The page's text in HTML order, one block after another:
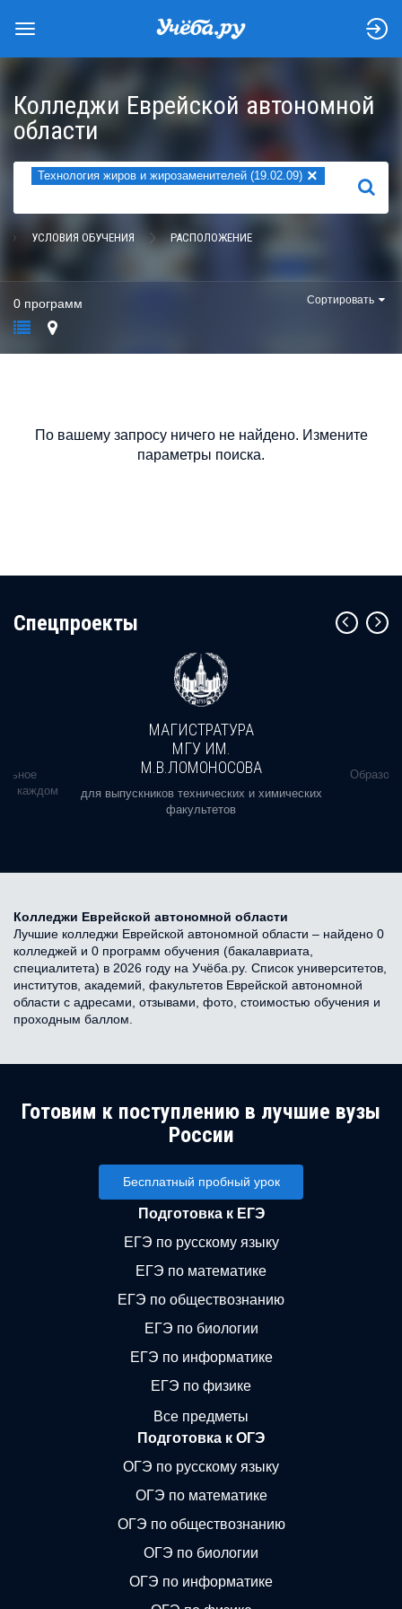
Колледжи Еврейской автономной
области
Технология жиров и жирозаменителей (19.02.09) ×
НАЙТИ
УСЛОВИЯ ОБУЧЕНИЯ РАСПОЛОЖЕНИЕ
0 программ Сортировать
По вашему запросу ничего не найдено. Измените
параметры поиска.
Cпецпроекты
в каждом
МАГИСТРАТУРА
МГУ ИМ.
М.В.ЛОМОНОСОВА
для выпускников технических и химических
факультетов
Колледжи Еврейской автономной области
Лучшие колледжи Еврейской автономной области – найдено 0
колледжей и 0 программ обучения (бакалавриата,
специалитета) в 2026 году на Учёба.ру. Список университетов,
институтов, академий, факультетов Еврейской автономной
области с адресами, отзывами, фото, стоимостью обучения и
проходным баллом.
Готовим к поступлению в лучшие вузы
России
Бесплатный пробный урок
Подготовка к ЕГЭ
ЕГЭ по русскому языку
ЕГЭ по математике
ЕГЭ по обществознанию
ЕГЭ по биологии
ЕГЭ по информатике
ЕГЭ по физике
Все предметы
Подготовка к ОГЭ
ОГЭ по русскому языку
ОГЭ по математике
ОГЭ по обществознанию
ОГЭ по биологии
ОГЭ по информатике